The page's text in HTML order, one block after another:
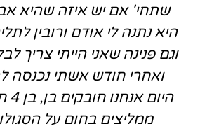
שתחי' אם יש איזה שהיא
היא נתנה לי אודם ורובין
וגם פנינה שאני הייתי צריך
ואחרי חודש אשתי נכנסה
ממליצים בחום על